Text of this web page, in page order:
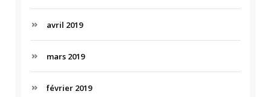
avril 2019
mars 2019
février 2019